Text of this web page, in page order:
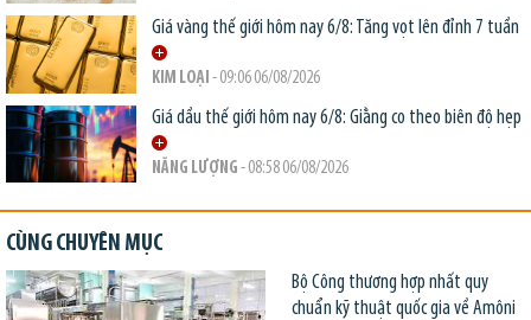
Giá vàng thế giới hôm nay 6/8: Tăng vọt lên đỉnh 7 tuần
KIM LOẠI - 09:06 06/08/2026
Giá dầu thế giới hôm nay 6/8: Giằng co theo biên độ hẹp
NĂNG LƯỢNG - 08:58 06/08/2026
CÙNG CHUYÊN MỤC
Bộ Công thương hợp nhất quy
chuẩn kỹ thuật quốc gia về Amôni